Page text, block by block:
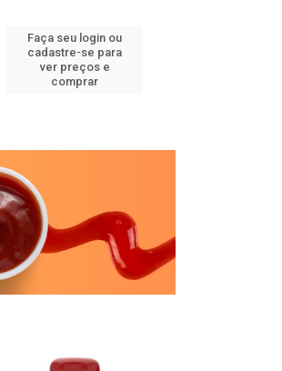
Faça seu login ou
cadastre-se para
ver preços e
comprar